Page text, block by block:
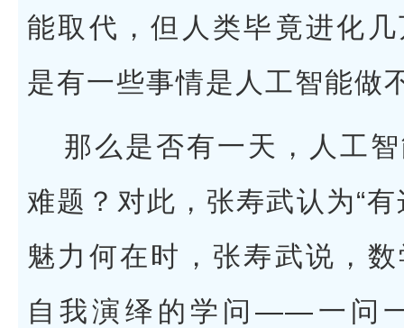
能取代，但人类毕竟进化
是有一些事情是人工智能做
那么是否有一天，人工
难题？对此，张寿武认为“
魅力何在时，张寿武说，
自我演绎的学问——一问